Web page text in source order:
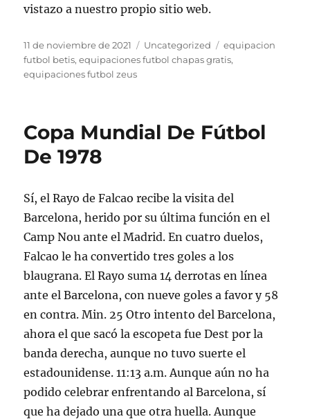
vistazo a nuestro propio sitio web.
Publicado
el
11 de noviembre de 2021 Categorías
Uncategorized Etiquetas
equipacion
futbol betis,equipaciones futbol chapas gratis,
equipaciones futbol zeus
Copa Mundial De Fútbol
De 1978
Sí, el Rayo de Falcao recibe la visita del
Barcelona, herido por su última función en el
Camp Nou ante el Madrid. En cuatro duelos,
Falcao le ha convertido tres goles a los
blaugrana. El Rayo suma 14 derrotas en línea
ante el Barcelona, con nueve goles a favor y 58
en contra. Min. 25 Otro intento del Barcelona,
ahora el que sacó la escopeta fue Dest por la
banda derecha, aunque no tuvo suerte el
estadounidense. 11:13 a.m. Aunque aún no ha
podido celebrar enfrentando al Barcelona, sí
que ha dejado una que otra huella. Aunque